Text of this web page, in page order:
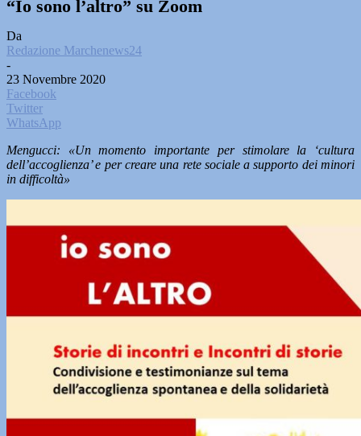
“Io sono l’altro” su Zoom
Da
Redazione Marchenews24
-
23 Novembre 2020
Facebook
Twitter
WhatsApp
Mengucci: «Un momento importante per stimolare la ‘cultura
dell’accoglienza’ e per creare una rete sociale a supporto dei minori
in difficoltà»